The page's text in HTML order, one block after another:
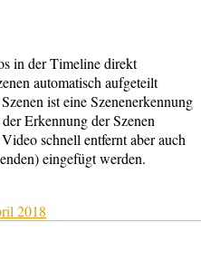
in der Timeline direkt
automatisch aufgeteilt
ist eine Szenenerkennung
Erkennung der Szenen
schnell entfernt aber auch
eingefügt werden.
2018